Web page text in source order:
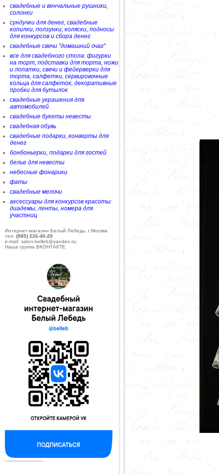
свадебные и венчальные рушники,
солонки
сундучки для денег, свадебные
копилки, ползунки, коляски, подносы
для конкурсов и сбора денег
свадебные свечи "домашний очаг"
все для свадебного стола: фигурки
на торт, подставки для торта, ножи
и лопатки, свечи и фейерверки для
торта, салфетки, сервировочные
кольца для салфеток, декоративные
пробки для бутылок
свадебные украшения для
автомобилей
свадебные букеты невесты
свадебная обувь
свадебные подарки, конверты для
денег
бонбоньерки, подарки для гостей
белье для невесты
небесные фонарики
фаты
свадебные мелочи
аксессуары для конкурсов красоты:
диадемы, ленты, номера для
участниц
Интернет-магазин Белый Лебедь, г.Москва
тел: (985) 226-40-20
e-mail: salon-belleb@yandex.ru;
Наша группа ВКОНТАКТЕ
--------------------------